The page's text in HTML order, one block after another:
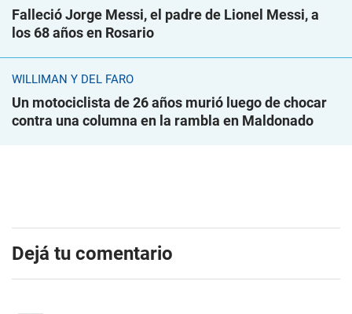
Falleció Jorge Messi, el padre de Lionel Messi, a
los 68 años en Rosario
WILLIMAN Y DEL FARO
Un motociclista de 26 años murió luego de chocar
contra una columna en la rambla en Maldonado
Dejá tu comentario